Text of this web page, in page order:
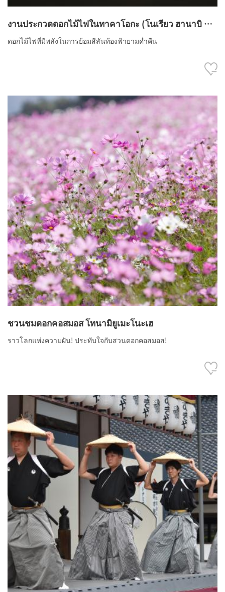
งานประกวดดอกไม้ไฟในทาคาโอกะ (โนเรียว ฮานาบิ ทา
คาโอกะ ไทไค) ของหนังสือพิมพ์คิตะนิปปอน
ดอกไม้ไฟที่มีพลังในการย้อมสีสันท้องฟ้ายามค่ำคืน
ชวนชมดอกคอสมอส โทนามิยูเมะโนะเฮ
ราวโลกแห่งความฝัน! ประทับใจกับสวนดอกคอสมอส!